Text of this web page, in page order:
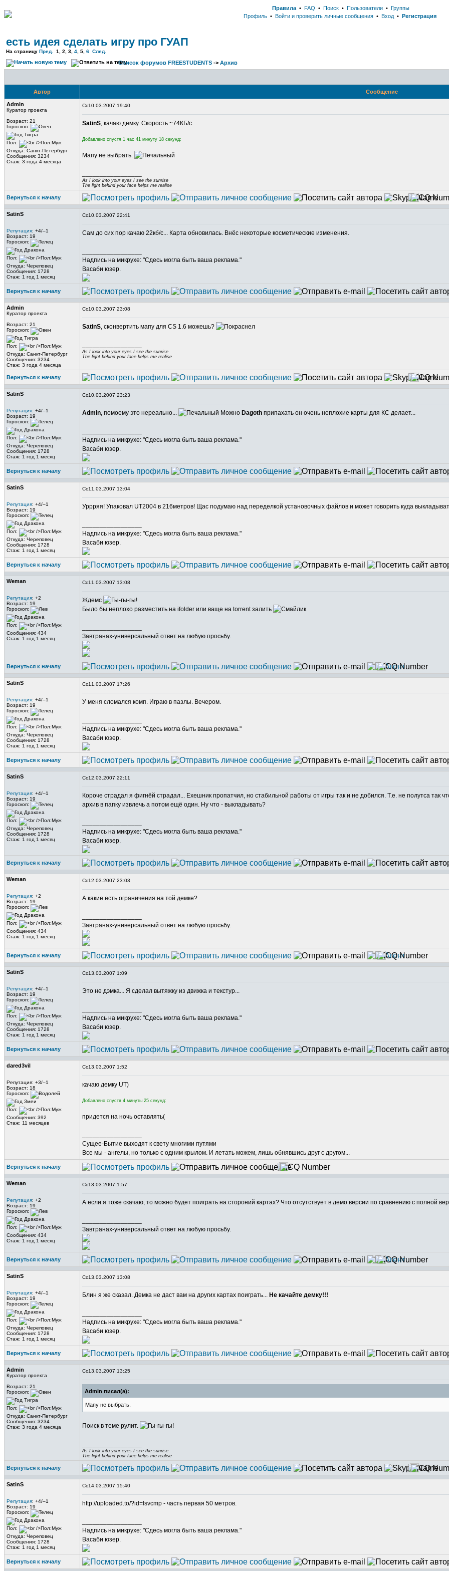
Правила • FAQ • Поиск • Пользователи • Группы
Профиль • Войти и проверить личные сообщения • Вход • Регистрация
есть идея сделать игру про ГУАП
На страницу Пред. 1, 2, 3, 4 5 6 След.
Список форумов FREESTUDENTS -> Архив
Автор Сообщение
Admin
Куратор проекта
Возраст: 21
Гороскоп:
Пол:
Откуда: Санкт-Петербург
Сообщения: 3234
Стаж: 3 года 4 месяца
10.03.2007 19:40
SatinS, качаю демку. Скорость ~74КБ/с.
Добавлено спустя 1 час 41 минуту 18 секунд:
Мапу не выбрать.
As I look into your eyes I see the sunrise
The light behind your face helps me realise
Вернуться к началу
SatinS
Репутация: +4/–1
Возраст: 19
Гороскоп:
Пол:
Откуда: Череповец
Сообщения: 1728
Стаж: 1 год 1 месяц
10.03.2007 22:41
Сам до сих пор качаю 22кб/с... Карта обновилась. Внёс некоторые косметические изменения.
Надпись на микрухе: "Сдесь могла быть ваша реклама."
Васаби юзер.
Вернуться к началу
Admin
Куратор проекта
Возраст: 21
Гороскоп:
Пол:
Откуда: Санкт-Петербург
Сообщения: 3234
Стаж: 3 года 4 месяца
10.03.2007 23:08
SatinS, сконвертить мапу для CS 1.6 можешь?
As I look into your eyes I see the sunrise
The light behind your face helps me realise
Вернуться к началу
SatinS
Репутация: +4/–1
Возраст: 19
Гороскоп:
Пол:
Откуда: Череповец
Сообщения: 1728
Стаж: 1 год 1 месяц
10.03.2007 23:23
Admin, помоему это нереально... Можно Dagoth припахать он очень неплохие карты для КС делает...
Надпись на микрухе: "Сдесь могла быть ваша реклама."
Васаби юзер.
Вернуться к началу
SatinS
Репутация: +4/–1
Возраст: 19
Гороскоп:
Пол:
Откуда: Череповец
Сообщения: 1728
Стаж: 1 год 1 месяц
11.03.2007 13:04
Уррряя! Упаковал UT2004 в 216метров! Щас подумаю над переделкой установочных файлов и может говорить куда
Надпись на микрухе: "Сдесь могла быть ваша реклама."
Васаби юзер.
Вернуться к началу
Weman
Репутация: +2
Возраст: 19
Гороскоп:
Пол:
Сообщения: 434
Стаж: 1 год 1 месяц
11.03.2007 13:08
Ждемс
Было бы неплохо разместить на ifolder или ваще на torrent залить
Завтранах-универсальный ответ на любую просьбу.
Вернуться к началу
SatinS
Репутация: +4/–1
Возраст: 19
Гороскоп:
Пол:
Откуда: Череповец
Сообщения: 1728
Стаж: 1 год 1 месяц
11.03.2007 17:26
У меня сломался комп. Играю в пазлы. Вечером.
Надпись на микрухе: "Сдесь могла быть ваша реклама."
Васаби юзер.
Вернуться к началу
SatinS
Репутация: +4/–1
Возраст: 19
Гороскоп:
Пол:
Откуда: Череповец
Сообщения: 1728
Стаж: 1 год 1 месяц
12.03.2007 22:11
Короче страдал я фигнёй страдал... Ехешник пропатчил, но стабильной работы от игры так и не добился. Т.е. не полутса так
архив в папку извлечь а потом ещё один. Ну что - выкладывать?
Надпись на микрухе: "Сдесь могла быть ваша реклама."
Васаби юзер.
Вернуться к началу
Weman
Репутация: +2
Возраст: 19
Гороскоп:
Пол:
Сообщения: 434
Стаж: 1 год 1 месяц
12.03.2007 23:03
А какие есть ограничения на той демке?
Завтранах-универсальный ответ на любую просьбу.
Вернуться к началу
SatinS
Репутация: +4/–1
Возраст: 19
Гороскоп:
Пол:
Откуда: Череповец
Сообщения: 1728
Стаж: 1 год 1 месяц
13.03.2007 1:09
Это не дэмка... Я сделал вытяжку из движка и текстур...
Надпись на микрухе: "Сдесь могла быть ваша реклама."
Васаби юзер.
Вернуться к началу
dared3vil
Репутация: +3/–1
Возраст: 18
Гороскоп:
Пол:
Сообщения: 392
Стаж: 11 месяцев
13.03.2007 1:52
качаю демку UT)
Добавлено спустя 4 минуты 25 секунд:
придется на ночь оставлять(
Сущее-Бытие выходят к свету многими путями
Все мы - ангелы, но только с одним крылом. И летать можем, лишь обнявшись друг с другом...
Вернуться к началу
Weman
Репутация: +2
Возраст: 19
Гороскоп:
Пол:
Сообщения: 434
Стаж: 1 год 1 месяц
13.03.2007 1:57
А если я тоже скачаю, то можно будет поиграть на стороний картах? Что отсутствует в демо версии по сравнению с полной
Завтранах-универсальный ответ на любую просьбу.
Вернуться к началу
SatinS
Репутация: +4/–1
Возраст: 19
Гороскоп:
Пол:
Откуда: Череповец
Сообщения: 1728
Стаж: 1 год 1 месяц
13.03.2007 13:08
Блин я же сказал. Демка не даст вам на других картах поиграть... Не качайте демку!!!
Надпись на микрухе: "Сдесь могла быть ваша реклама."
Васаби юзер.
Вернуться к началу
Admin
Куратор проекта
Возраст: 21
Гороскоп:
Пол:
Откуда: Санкт-Петербург
Сообщения: 3234
Стаж: 3 года 4 месяца
13.03.2007 13:25
Admin писал(а):
Мапу не выбрать.
Поиск в теме рулит.
As I look into your eyes I see the sunrise
The light behind your face helps me realise
Вернуться к началу
SatinS
Репутация: +4/–1
Возраст: 19
Гороскоп:
Пол:
Откуда: Череповец
Сообщения: 1728
Стаж: 1 год 1 месяц
14.03.2007 15:40
http://uploaded.to/?id=lsvcmp - часть первая 50 метров.
Надпись на микрухе: "Сдесь могла быть ваша реклама."
Васаби юзер.
Вернуться к началу